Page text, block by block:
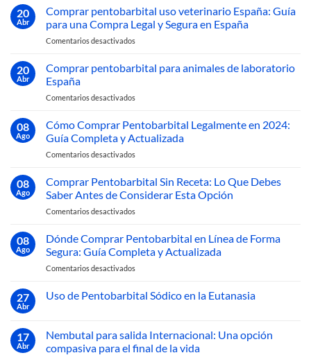
Legal
en
España:
Riesgos,
y
de
Pentobarbital
para
Uso
España:
2026
20
Abr
Comprar pentobarbital uso veterinario España: Guía
para una Compra Legal y Segura en España
Comentarios desactivadosen
pentobarbital
uso
España:
para
una
Legal
Segura
en
20
Abr
Comprar pentobarbital para animales de laboratorio
España
Comentarios desactivadosen
pentobarbital
para
animales
de
España
08
Ago
Cómo Comprar Pentobarbital Legalmente en 2024:
Guía Completa y Actualizada
Comentarios desactivadosen
Comprar
Pentobarbital
Legalmente
en
Guía
Completa
Actualizada
08
Ago
Comprar Pentobarbital Sin Receta: Lo Que Debes
Saber Antes de Considerar Esta Opción
Comentarios desactivadosen
Pentobarbital
Sin
Receta:
Lo
Debes
Considerar
Esta
08
Ago
Dónde Comprar Pentobarbital en Línea de Forma
Segura: Guía Completa y Actualizada
Comentarios desactivadosen
Comprar
Pentobarbital
de
Forma
27
Abr
Uso de Pentobarbital Sódico en la Eutanasia
en
Uso
de
17
Abr
Nembutal para salida Internacional: Una opción
compasiva para el final de la vida